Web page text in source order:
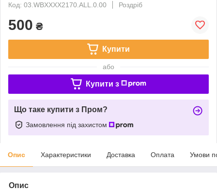
Код: 03.WBXXXX2170.ALL.0.00
Роздріб
500 ₴
Купити
або
Купити з
Що таке купити з Пром?
Замовлення під захистом
Опис Характеристики Доставка Оплата Умови
Опис